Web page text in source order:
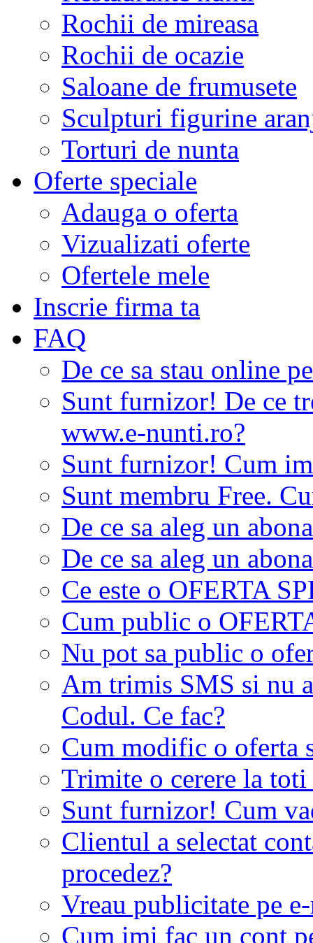
Rochii de mireasa
Rochii de ocazie
Saloane de frumusete
Sculpturi figurine
Torturi de nunta
Oferte speciale
Adauga o oferta
Vizualizati oferte
Ofertele mele
Inscrie firma ta
FAQ
De ce sa stau online
Sunt furnizor! De ce
www.e-nunti.ro?
Sunt furnizor! Cum
Sunt membru Free.
De ce sa aleg un
De ce sa aleg un
Ce este o OFERTA
Cum public o
Nu pot sa public o
Am trimis SMS si nu
Codul. Ce fac?
Cum modific o oferta
Trimite o cerere la
Sunt furnizor! Cum
Clientul a selectat
procedez?
Vreau publicitate pe
Cum imi fac un cont